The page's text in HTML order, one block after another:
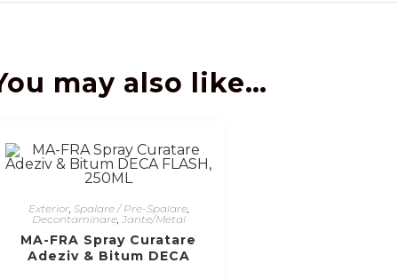
may also like…
Exterior, Spalare / Pre-Spalare,
Decontaminare, Jante/Metal
MA-FRA Spray Curatare
Adeziv & Bitum DECA